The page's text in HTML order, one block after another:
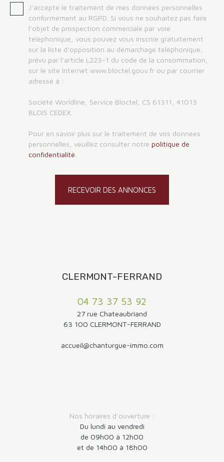
J'accepte le traitement de mes données personnelles
conformément au RGPD. Si vous ne souhaitez pas faire
l'objet de prospection commerciale par voie
téléphonique, vous pouvez vous inscrire gratuitement
sur la liste d'opposition au démarchage téléphonique,
prévu par l'article L223-1 du code de la consommation,
sur le site Internet www.bloctel.gouv.fr ou par courrier
adressé à :
Société Worldline, Service Bloctel, CS 61311, 41013
BLOIS CEDEX.
Pour en savoir plus sur le traitement de vos données
personnelles, veuillez consulter notre politique de
confidentialité
RECEVOIR DES ANNONCES
CLERMONT-FERRAND
04 73 37 53 92
27 rue Chateaubriand
63 100 CLERMONT-FERRAND
accueil@chanturgue-immo.com
Nos horaires d'ouverture :
Du lundi au vendredi
de 09h00 à 12h00
et de 14h00 à 18h00